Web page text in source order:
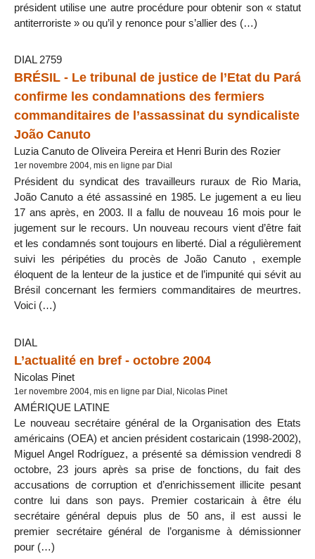
président utilise une autre procédure pour obtenir son « statut
antiterroriste » ou qu’il y renonce pour s’allier des (…)
DIAL 2759
BRÉSIL - Le tribunal de justice de l’Etat du Pará
confirme les condamnations des fermiers
commanditaires de l’assassinat du syndicaliste
João Canuto
Luzia Canuto de Oliveira Pereira et Henri Burin des Rozier
1er novembre 2004, mis en ligne par Dial
Président du syndicat des travailleurs ruraux de Rio Maria,
João Canuto a été assassiné en 1985. Le jugement a eu lieu
17 ans après, en 2003. Il a fallu de nouveau 16 mois pour le
jugement sur le recours. Un nouveau recours vient d’être fait
et les condamnés sont toujours en liberté. Dial a régulièrement
suivi les péripéties du procès de João Canuto , exemple
éloquent de la lenteur de la justice et de l’impunité qui sévit au
Brésil concernant les fermiers commanditaires de meurtres.
Voici (…)
DIAL
L’actualité en bref - octobre 2004
Nicolas Pinet
1er novembre 2004, mis en ligne par Dial, Nicolas Pinet
AMÉRIQUE LATINE
Le nouveau secrétaire général de la Organisation des Etats
américains (OEA) et ancien président costaricain (1998-2002),
Miguel Angel Rodríguez, a présenté sa démission vendredi 8
octobre, 23 jours après sa prise de fonctions, du fait des
accusations de corruption et d’enrichissement illicite pesant
contre lui dans son pays. Premier costaricain à être élu
secrétaire général depuis plus de 50 ans, il est aussi le
premier secrétaire général de l’organisme à démissionner
pour (…)